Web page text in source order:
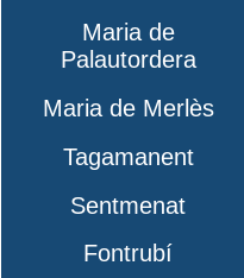
Maria de
Palautordera
Maria de Merlès
Tagamanent
Sentmenat
Fontrubí